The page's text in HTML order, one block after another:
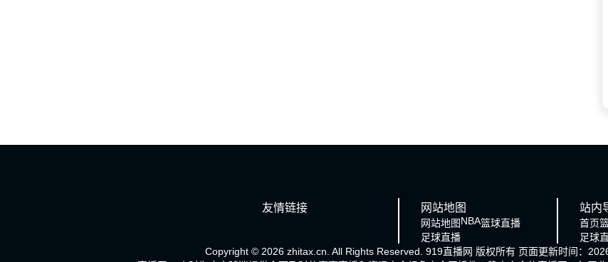
友情链接 网站地图
网站地图NBA篮球直播
足球直播
站内
首页
足球
Copyright © 2026 zhitax.cn. All Rights Reserved. 919直播网 版权所有 页面更新时间：